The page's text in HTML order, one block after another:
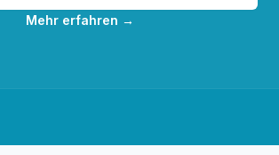
Mehr erfahren →